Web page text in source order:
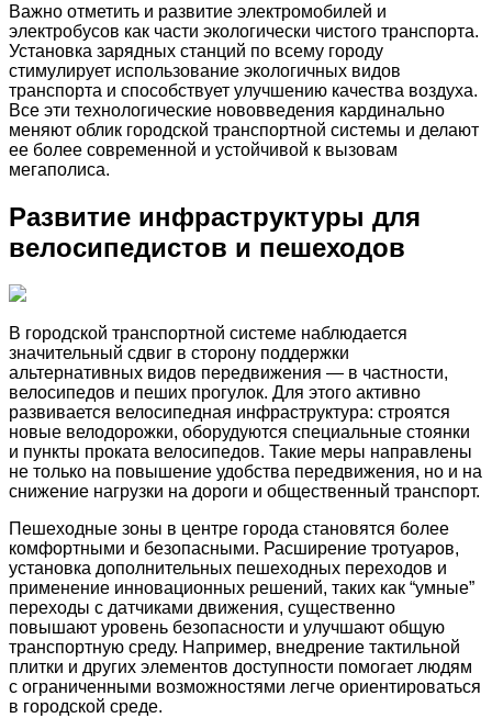
Важно отметить и развитие электромобилей и
электробусов как части экологически чистого транспорта.
Установка зарядных станций по всему городу
стимулирует использование экологичных видов
транспорта и способствует улучшению качества воздуха.
Все эти технологические нововведения кардинально
меняют облик городской транспортной системы и делают
ее более современной и устойчивой к вызовам
мегаполиса.
Развитие инфраструктуры для
велосипедистов и пешеходов
В городской транспортной системе наблюдается
значительный сдвиг в сторону поддержки
альтернативных видов передвижения — в частности,
велосипедов и пеших прогулок. Для этого активно
развивается велосипедная инфраструктура: строятся
новые велодорожки, оборудуются специальные стоянки
и пункты проката велосипедов. Такие меры направлены
не только на повышение удобства передвижения, но и на
снижение нагрузки на дороги и общественный транспорт.
Пешеходные зоны в центре города становятся более
комфортными и безопасными. Расширение тротуаров,
установка дополнительных пешеходных переходов и
применение инновационных решений, таких как “умные”
переходы с датчиками движения, существенно
повышают уровень безопасности и улучшают общую
транспортную среду. Например, внедрение тактильной
плитки и других элементов доступности помогает людям
с ограниченными возможностями легче ориентироваться
в городской среде.